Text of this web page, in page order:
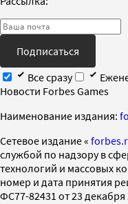
Подписаться
Все сразу
Новости Forbes Games
Наименование издания:
Cетевое издание «
службой по надзору в
технологий и массовых
номер и дата принятия
ФС77-82431 от 23 декабря